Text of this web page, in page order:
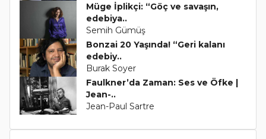
Müge İplikçi: “Göç ve savaşın,
edebiya..
Semih Gümüş
Bonzai 20 Yaşında! “Geri kalanı
edebiy..
Burak Soyer
Faulkner’da Zaman: Ses ve Öfke |
Jean-..
Jean-Paul Sartre